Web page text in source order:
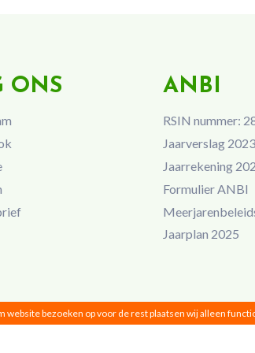
ONS ANBI
RSIN nummer:
Jaarverslag 2023
Jaarrekening
Formulier ANBI
Jaarplan 2025
bezoeken op voor de rest plaatsen wij alleen